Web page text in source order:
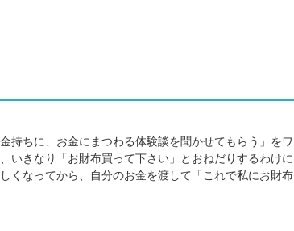
持ちに、お金にまつわる体験談を聞かせてもらう」をワ
きなり「お財布買って下さい」とおねだりするわけに
なってから、自分のお金を渡して「これで私にお財布